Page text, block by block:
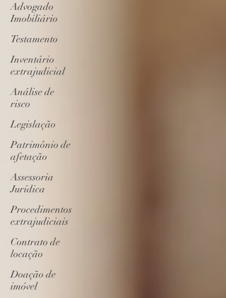
Advogado
Imobiliário
Testamento
Inventário
extrajudicial
Análise de
risco
Legislação
Patrimônio de
afetação
Assessoria
Jurídica
Procedimentos
extrajudiciais
Contrato de
locação
Doação de
imóvel